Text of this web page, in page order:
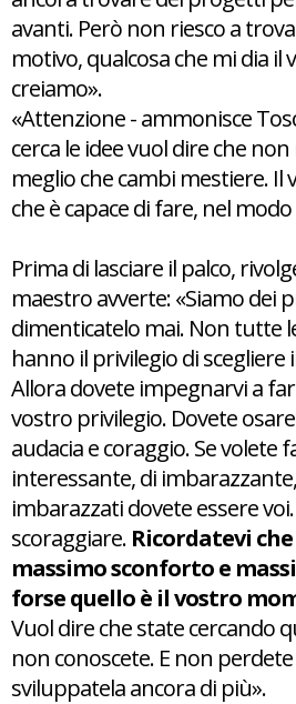
avanti. Però non riesco a
motivo, qualcosa che mi dia il
creiamo».
«Attenzione - ammonisce
cerca le idee vuol dire che
meglio che cambi mestiere. Il
che è capace di fare, nel
Prima di lasciare il palco,
maestro avverte: «Siamo dei
dimenticatelo mai. Non tutte
hanno il privilegio di
Allora dovete impegnarvi a
vostro privilegio. Dovete
audacia e coraggio. Se volete
interessante, di
imbarazzati dovete essere
scoraggiare. Ricordatevi
massimo sconforto e
forse quello è il vostro
Vuol dire che state cercando
non conoscete. E non
sviluppatela ancora di più».